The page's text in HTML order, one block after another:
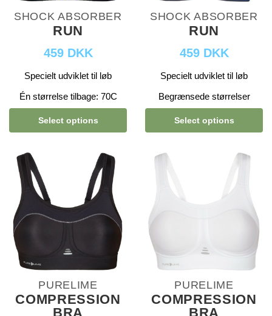
SHOCK ABSORBER
RUN
459 DKK
Specielt udviklet til løb
Én størrelse tilbage: 70C
Select options
SHOCK ABSORBER
RUN
459 DKK
Specielt udviklet til løb
Begrænsede størrelser
Select options
PURELIME
COMPRESSION
BRA
PURELIME
COMPRESSION
BRA